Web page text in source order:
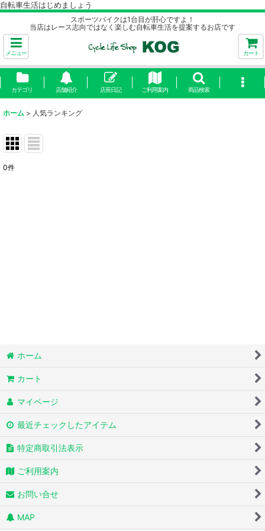
自転車生活はじめましょう
スポーツバイクは1台目が肝心ですよ！
当店はレース志向ではなく楽しむ自転車生活を提案するお店です
メニュー カート
カテゴリ 店舗紹介 店長日記 ご利用案内 商品検索
ホーム > 人気ランキング
0件
ホーム
カート
マイページ
最近チェックしたアイテム
特定商取引法表示
ご利用案内
お問い合せ
MAP